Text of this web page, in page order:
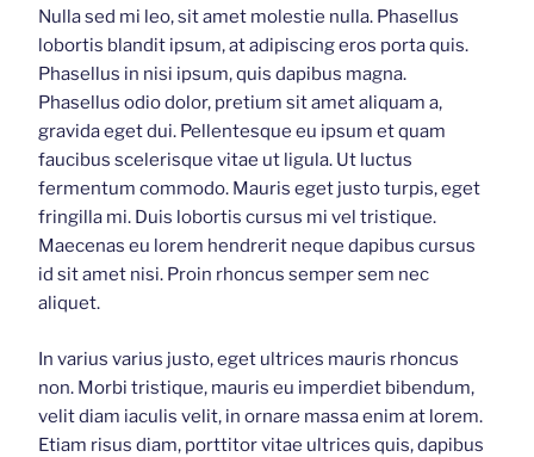
Nulla sed mi leo, sit amet molestie nulla. Phasellus
lobortis blandit ipsum, at adipiscing eros porta quis.
Phasellus in nisi ipsum, quis dapibus magna.
Phasellus odio dolor, pretium sit amet aliquam a,
gravida eget dui. Pellentesque eu ipsum et quam
faucibus scelerisque vitae ut ligula. Ut luctus
fermentum commodo. Mauris eget justo turpis, eget
fringilla mi. Duis lobortis cursus mi vel tristique.
Maecenas eu lorem hendrerit neque dapibus cursus
id sit amet nisi. Proin rhoncus semper sem nec
aliquet.
In varius varius justo, eget ultrices mauris rhoncus
non. Morbi tristique, mauris eu imperdiet bibendum,
velit diam iaculis velit, in ornare massa enim at lorem.
Etiam risus diam, porttitor vitae ultrices quis, dapibus